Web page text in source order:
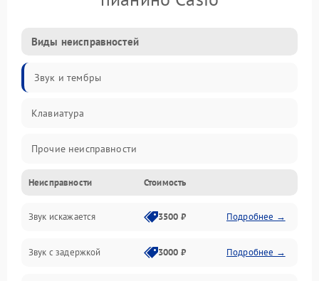
Виды неисправностей
Звук и тембры
Клавиатура
Прочие неисправности
Включение и работа
Управление и электроника
Подключения и интерфейсы
Неисправности Стоимость
Звук искажается 3500 ₽ Подробнее →
Звук с задержкой 3000 ₽ Подробнее →